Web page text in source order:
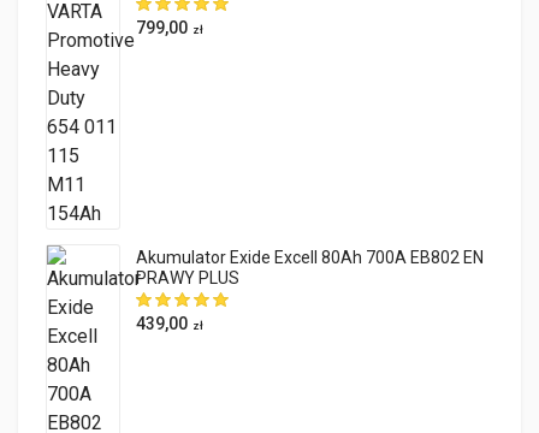
799,00 zł
Akumulator Exide Excell 80Ah 700A EB802 EN
PRAWY PLUS
439,00 zł